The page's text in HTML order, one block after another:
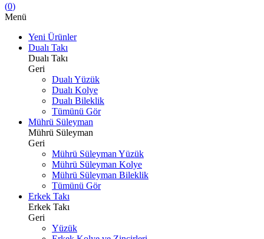
(0)
Menü
Yeni Ürünler
Dualı Takı
Dualı Takı
Geri
Dualı Yüzük
Dualı Kolye
Dualı Bileklik
Tümünü Gör
Mührü Süleyman
Mührü Süleyman
Geri
Mührü Süleyman Yüzük
Mührü Süleyman Kolye
Mührü Süleyman Bileklik
Tümünü Gör
Erkek Takı
Erkek Takı
Geri
Yüzük